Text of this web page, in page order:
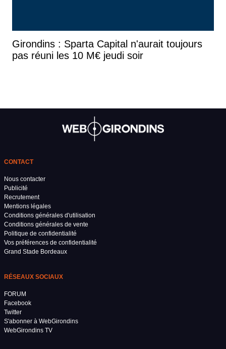
Girondins : Sparta Capital n'aurait toujours
pas réuni les 10 M€ jeudi soir
CONTACT
Nous contacter
Publicité
Recrutement
Mentions légales
Conditions générales d'utilisation
Conditions générales de vente
Politique de confidentialité
Vos préférences de confidentialité
Grand Stade Bordeaux
RÉSEAUX SOCIAUX
FORUM
Facebook
Twitter
S'abonner à WebGirondins
WebGirondins TV